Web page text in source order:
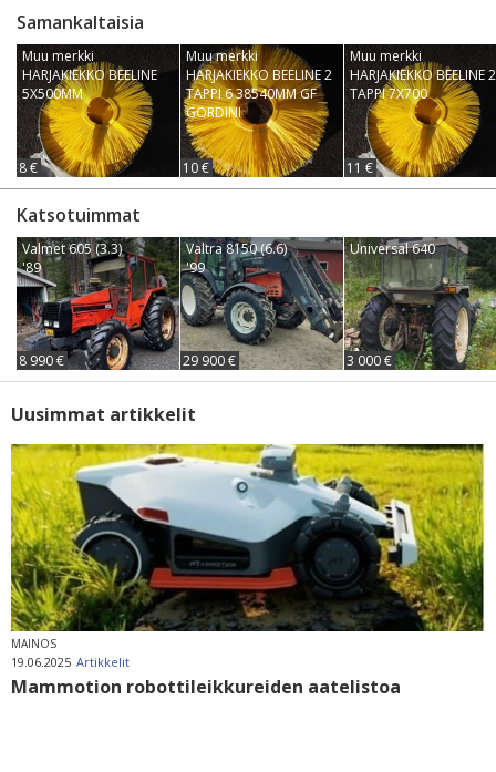
Samankaltaisia
Muu merkki
HARJAKIEKKO BEELINE
5X500MM
8 €
Muu merkki
HARJAKIEKKO BEELINE 2
TAPPI 6 38540MM GF
GORDINI
10 €
Muu merkki
HARJAKIEKKO BEELINE 2
TAPPI 7X700
11 €
Katsotuimmat
Valmet 605 (3.3)
'89
8 990 €
Valtra 8150 (6.6)
'99
29 900 €
Universal 640
3 000 €
Uusimmat artikkelit
MAINOS
19.06.2025 Artikkelit
Mammotion robottileikkureiden aatelistoa